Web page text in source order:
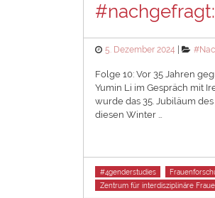
Posted
5. Dezember 2024
Folge 10: Vor 35 Jahren
Yumin Li im Gespräch mit
wurde das 35. Jubiläum
diesen Winter …
Tags
#4genderstudies
Zentrum für interdisziplinäre